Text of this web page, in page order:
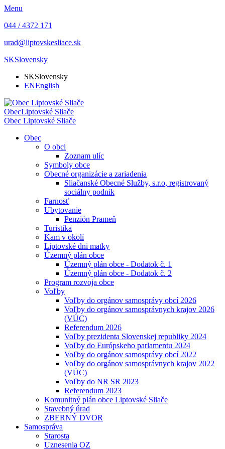
Menu
044 / 4372 171
urad@liptovskesliace.sk
SKSlovensky
SKSlovensky
ENEnglish
ObecLiptovské Sliače
Obec Liptovské Sliače
Obec
O obci
Zoznam ulíc
Symboly obce
Obecné organizácie a zariadenia
Sliačanské Obecné Služby, s.r.o, registrovaný
sociálny podnik
Farnosť
Ubytovanie
Penzión Prameň
Turistika
Kam v okolí
Liptovské dni matky
Územný plán obce
Územný plán obce - Dodatok č. 1
Územný plán obce - Dodatok č. 2
Program rozvoja obce
Voľby
Voľby do orgánov samosprávy obcí 2026
Voľby do orgánov samosprávnych krajov 2026
(VÚC)
Referendum 2026
Voľby prezidenta Slovenskej republiky 2024
Voľby do Európskeho parlamentu 2024
Voľby do orgánov samosprávy obcí 2022
Voľby do orgánov samosprávnych krajov 2022
(VÚC)
Voľby do NR SR 2023
Referendum 2023
Komunitný plán obce Liptovské Sliače
Stavebný úrad
ZBERNÝ DVOR
Samospráva
Starosta
Uznesenia OZ